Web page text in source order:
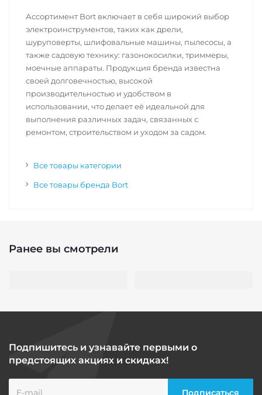
Ассортимент Bort включает в себя широкий выбор
электроинструментов, таких как дрели,
шуруповерты, шлифовальные машины, пылесосы, а
также садовую технику: газонокосилки, триммеры,
моечные аппараты. Продукция бренда известна
своей долговечностью, высокой
производительностью и удобством в
использовании, что делает её идеальной для
выполнения различных задач, связанных с
ремонтом, строительством и уходом за садом.
Все товары категории
Все товары бренда Bort
Ранее вы смотрели
Подпишитесь и узнавайте первыми о
предстоящих акциях и скидках!